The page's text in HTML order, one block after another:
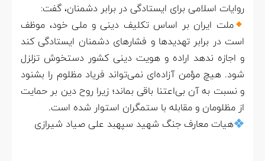
روایات اسلامی برای ایستادگی در برابر دشمنان، گفت:
ملت ایران بر اساس تکلیف دینی و ملی خود، موظف
است در برابر تهدیدها و فشارهای دشمنان ایستادگی کند
و اجازه ندهد اراده و هویت دینی کشور دستخوش تزلزل
شود. هیچ مؤمن آزاده‌ای نمی‌تواند فریاد مظلوم را بشنود
و نسبت به آن بی‌اعتنا باقی بماند؛ زیرا روح دین بر حمایت
از مظلومان و مقابله با ستمگران استوار شده است.
هیات معارف جنگ شهید سپهبد علی صیاد شیرازی